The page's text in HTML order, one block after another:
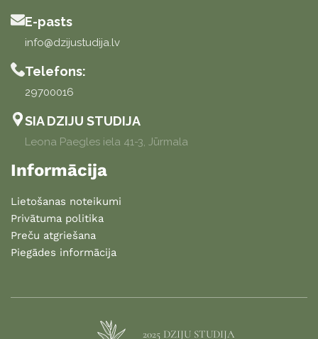
E-pasts
info@dzijustudija.lv
Telefons:
29700016
SIA DZIJU STUDIJA
Leona Paegles iela 41-3, Jūrmala
Informācija
Lietošanas noteikumi
Privātuma politika
Preču atgriešana
Piegādes informācija
2025 DZIJU STUDIJA